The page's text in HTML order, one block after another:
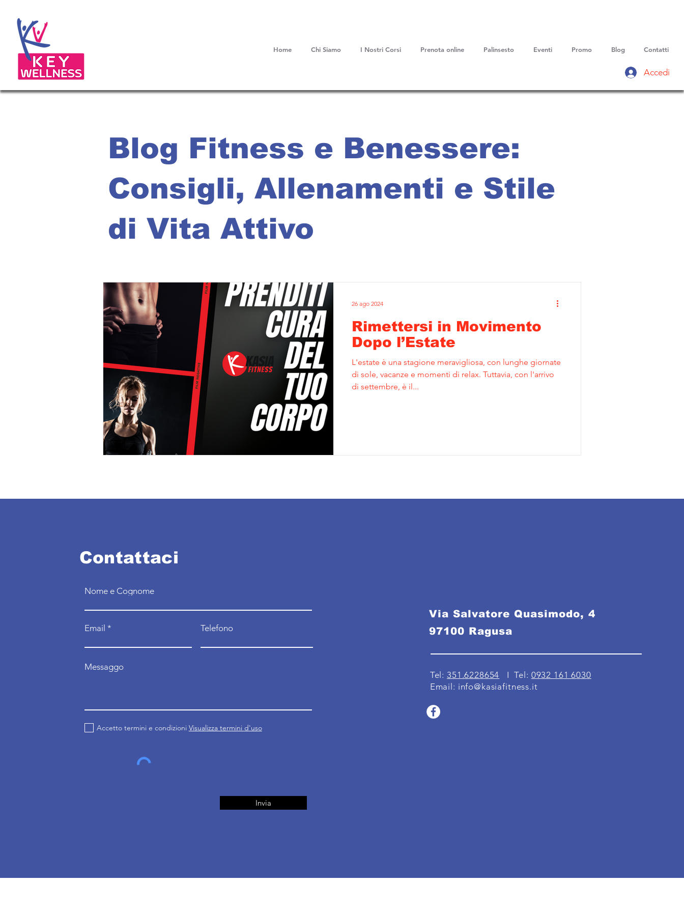
Home Chi Siamo I Nostri Corsi Prenota online Palinsesto Eventi Promo Blog Contatti
Accedi
Rimettersi in Movimento
Dopo l’Estate
L'estate è una stagione meravigliosa, con lunghe giornate
di sole, vacanze e momenti di relax. Tuttavia, con l'arrivo
di settembre, è il...
26 ago 2024
Blog Fitness e Benessere:
Consigli, Allenamenti e Stile
di Vita Attivo
Contattaci
Nome e Cognome
Email Telefono
Messaggo
Accetto termini e condizioni Visualizza termini d'uso
Invia
Via Salvatore Quasimodo, 4
97100 Ragusa
Tel: 351.6228654 I Tel: 0932 161 6030
Email: info@kasiafitness.it